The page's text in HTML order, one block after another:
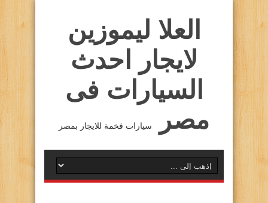
العلا ليموزين
لايجار احدث
السيارات فى
مصر
سيارات فخمة للايجار بمصر